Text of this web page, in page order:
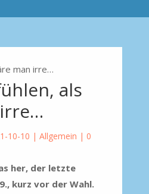
man irre…
als
10-10 | Allgemein | 0
her, der letzte
kurz vor der Wahl.